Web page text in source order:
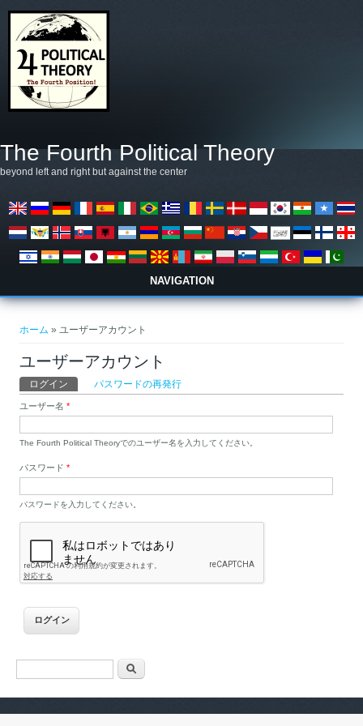
The Fourth Political Theory
beyond left and right but against the center
NAVIGATION
ホーム » ユーザーアカウント
ユーザーアカウント
プライマリータブ
ログイン (アクティブなタブ)
パスワードの再発行
ユーザー名*
The Fourth Political Theoryでのユーザー名を入力してください。
パスワード*
パスワードを入力してください。
検索フォーム